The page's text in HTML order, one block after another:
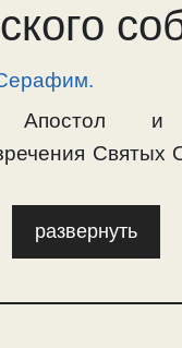
Апостол и
Святых
развернуть